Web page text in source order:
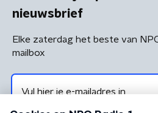
nieuwsbrief
Elke zaterdag het beste van
mailbox